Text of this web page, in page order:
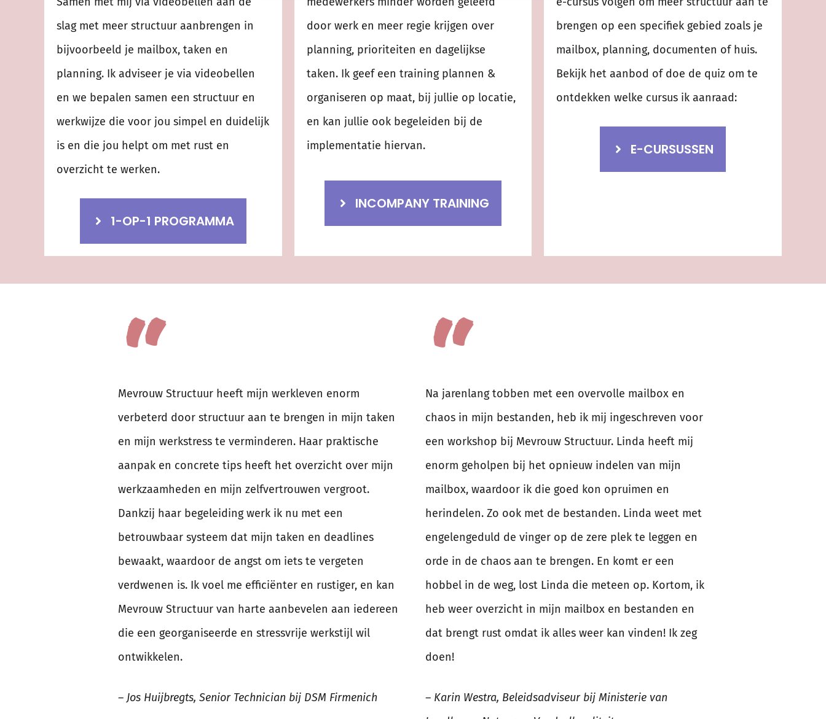
slag met meer structuur aanbrengen in
bijvoorbeeld je mailbox, taken en
planning. Ik adviseer je via videobellen
en we bepalen samen een structuur en
werkwijze die voor jou simpel en duidelijk
is en die jou helpt om met rust en
overzicht te werken.
1-OP-1 PROGRAMMA
door werk en meer regie krijgen over
planning, prioriteiten en dagelijkse
taken. Ik geef een training plannen &
organiseren op maat, bij jullie op locatie,
en kan jullie ook begeleiden bij de
implementatie hiervan.
INCOMPANY TRAINING
brengen op een specifiek gebied zoals je
mailbox, planning, documenten of huis.
Bekijk het aanbod of doe de quiz om te
ontdekken welke cursus ik aanraad:
E-CURSUSSEN
“
Mevrouw Structuur heeft mijn werkleven enorm
verbeterd door structuur aan te brengen in mijn taken
en mijn werkstress te verminderen. Haar praktische
aanpak en concrete tips heeft het overzicht over mijn
werkzaamheden en mijn zelfvertrouwen vergroot.
Dankzij haar begeleiding werk ik nu met een
betrouwbaar systeem dat mijn taken en deadlines
bewaakt, waardoor de angst om iets te vergeten
verdwenen is. Ik voel me efficiënter en rustiger, en kan
Mevrouw Structuur van harte aanbevelen aan iedereen
die een georganiseerde en stressvrije werkstijl wil
ontwikkelen.
– Jos Huijbregts, Senior Technician bij DSM Firmenich
“
Na jarenlang tobben met een overvolle mailbox en
chaos in mijn bestanden, heb ik mij ingeschreven voor
een workshop bij Mevrouw Structuur. Linda heeft mij
enorm geholpen bij het opnieuw indelen van mijn
mailbox, waardoor ik die goed kon opruimen en
herindelen. Zo ook met de bestanden. Linda weet met
engelengeduld de vinger op de zere plek te leggen en
orde in de chaos aan te brengen. En komt er een
hobbel in de weg, lost Linda die meteen op. Kortom, ik
heb weer overzicht in mijn mailbox en bestanden en
dat brengt rust omdat ik alles weer kan vinden! Ik zeg
doen!
– Karin Westra, Beleidsadviseur bij Ministerie van